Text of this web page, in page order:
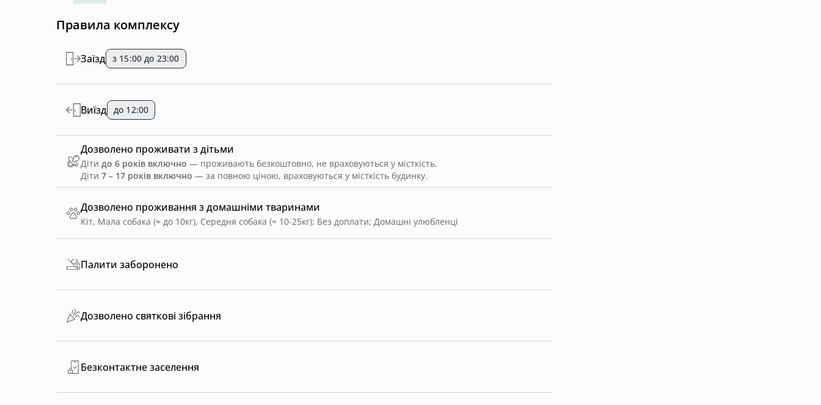
Правила комплексу
Дозволено проживання з домашніми тваринами
Кіт, Мала собака (≈ до 10кг), Середня собака (≈ 10-25кг); Без доплати; Домашні улюбленці
Заїзд з 15:00 до 23:00
Виїзд до 12:00
Дозволено проживати з дітьми
Діти до 6 років включно — проживають безкоштовно, не враховуються у місткість.
Діти 7 – 17 років включно — за повною ціною, враховуються у місткість будинку.
Палити заборонено
Дозволено святкові зібрання
Безконтактне заселення